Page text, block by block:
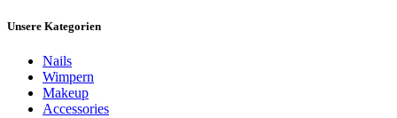
Unsere Kategorien
Nails
Wimpern
Makeup
Accessories